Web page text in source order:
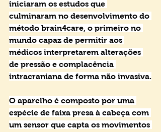
iniciaram os estudos que
culminaram no desenvolvimento do
método brain4care, o primeiro no
mundo capaz de permitir aos
médicos interpretarem alterações
de pressão e complacência
intracraniana de forma não invasiva.
O aparelho é composto por uma
espécie de faixa presa à cabeça com
um sensor que capta os movimentos